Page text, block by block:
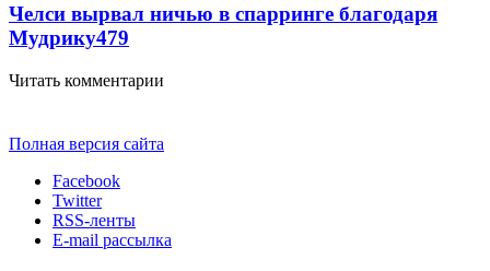
Челси вырвал ничью в спарринге благодаря
Мудрику479
Читать комментарии
Полная версия сайта
Facebook
Twitter
RSS-ленты
E-mail рассылка